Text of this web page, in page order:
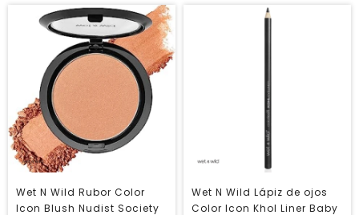
Wet N Wild Rubor Color
Icon Blush Nudist Society
Wet N Wild Lápiz de ojos
Color Icon Khol Liner Baby